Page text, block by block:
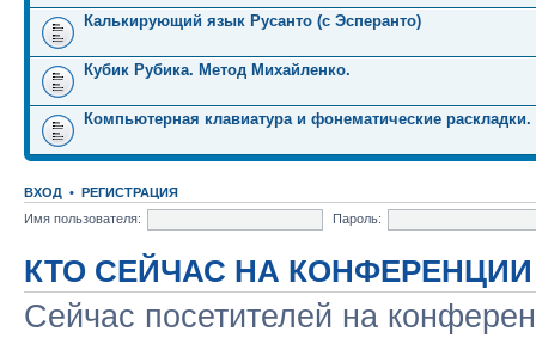
Калькирующий язык Русанто (с Эсперанто)
Кубик Рубика. Метод Михайленко.
Компьютерная клавиатура и фонематические раскладки.
ВХОД • РЕГИСТРАЦИЯ
Имя пользователя:
Пароль:
КТО СЕЙЧАС НА КОНФЕРЕНЦИИ
Сейчас посетителей на